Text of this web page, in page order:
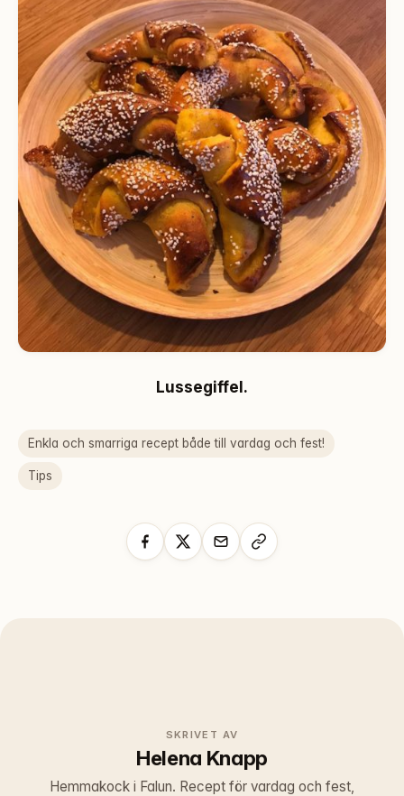
Lussegiffel.
Enkla och smarriga recept både till vardag och fest!
Tips
SKRIVET AV
Helena Knapp
Hemmakock i Falun. Recept för vardag och fest,